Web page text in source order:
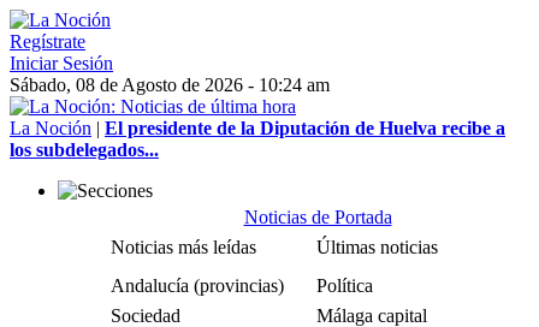
Regístrate
Iniciar Sesión
Sábado, 08 de Agosto de 2026 - 10:24 am
La Noción | El presidente de la Diputación de Huelva recibe a
los subdelegados...
Noticias de Portada
Noticias más leídas
Últimas noticias
Andalucía (provincias)
Política
Sociedad
Málaga capital